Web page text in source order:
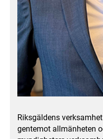
Riksgäldens
gentemot allmänheten